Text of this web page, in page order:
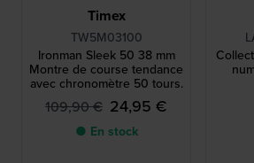
Timex
TW5M03100
Ironman Sleek 50 38 mm
Montre de course tendance
avec chronomètre 50 tours.
109,90 € 24,95 €
● En stock